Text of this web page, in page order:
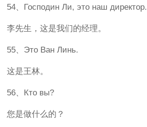
54、Господин Ли, это наш директор.
李先生，这是我们的经理。
55、Это Ван Линь.
这是王林。
56、Кто вы?
您是做什么的？